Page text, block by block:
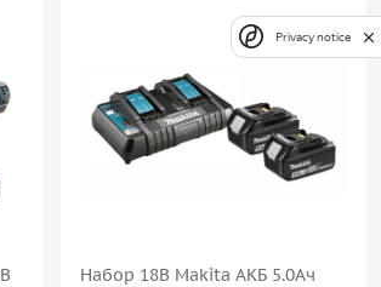
Набор 18В Makita АКБ 5.0Ач
Privacy notice